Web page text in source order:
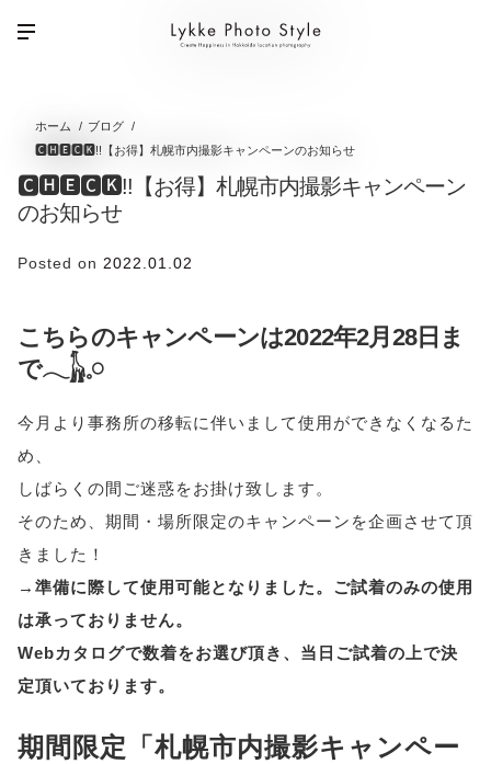
ホーム
ブログ
🅲🅷🅴🅲🅺!!【お得】札幌市内撮影キャンペーンのお知らせ
🅲🅷🅴🅲🅺!!【お得】札幌市内撮影キャンペーン
のお知らせ
Posted on 2022.01.02
こちらのキャンペーンは2022年2月28日ま
で𓂃‪𓃱𓈒𓏸
今月より事務所の移転に伴いまして使用ができなくなるた
め、
しばらくの間ご迷惑をお掛け致します。
そのため、期間・場所限定のキャンペーンを企画させて頂
きました！
→準備に際して使用可能となりました。ご試着のみの使用
は承っておりません。
Webカタログで数着をお選び頂き、当日ご試着の上で決
定頂いております。
期間限定「札幌市内撮影キャンペー